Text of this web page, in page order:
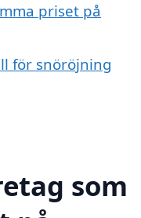
priset på
för snöröjning
som